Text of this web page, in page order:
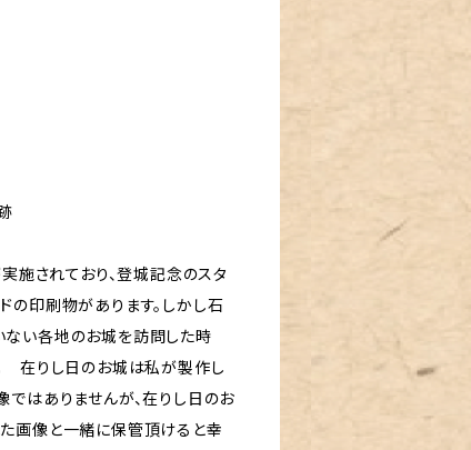
されており、登城記念のスタ
の印刷物があります。しかし石
い各地のお城を訪問した時
在りし日のお城は私が製作し
はありませんが、在りし日のお
画像と一緒に保管頂けると幸